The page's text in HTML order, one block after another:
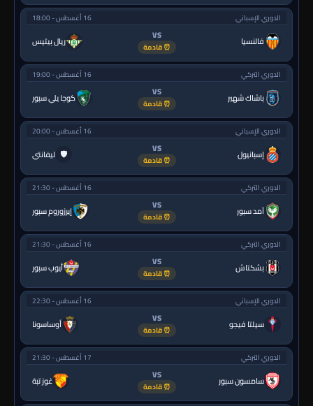
الدوري الإسباني 16 أغسطس - 18:00
فالنسيا VS
⏰ قادمة ريال بيتيس
الدوري التركي 16 أغسطس - 19:00
باشاك شهير VS
⏰ قادمة كوجا يلي سبور
الدوري الإسباني 16 أغسطس - 20:00
إسبانيول VS
⏰ قادمة ليفانتي 🛡
الدوري التركي 16 أغسطس - 21:30
آمد سبور VS
⏰ قادمة إيرزوروم سبور
الدوري التركي 16 أغسطس - 21:30
بشكتاش VS
⏰ قادمة أيوب سبور
الدوري الإسباني 16 أغسطس - 22:30
سيلتا فيجو VS
⏰ قادمة أوساسونا
الدوري التركي 17 أغسطس - 21:30
سامسون سبور VS
⏰ قادمة غوز تبة